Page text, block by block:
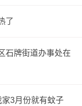
了
石牌街道办事处在
3月份就有蚊子